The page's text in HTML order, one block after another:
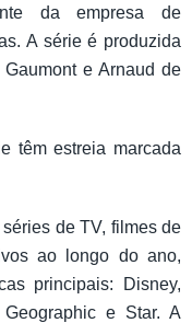
da empresa de
A série é produzida
e Arnaud de
têm estreia marcada
de TV, filmes de
ao longo do ano,
principais: Disney,
e Star. A